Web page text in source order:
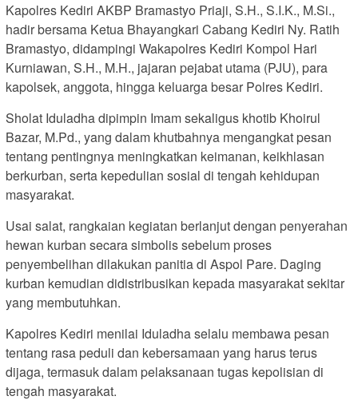
Kapolres Kediri AKBP Bramastyo Priaji, S.H., S.I.K., M.Si.,
hadir bersama Ketua Bhayangkari Cabang Kediri Ny. Ratih
Bramastyo, didampingi Wakapolres Kediri Kompol Hari
Kurniawan, S.H., M.H., jajaran pejabat utama (PJU), para
kapolsek, anggota, hingga keluarga besar Polres Kediri.
Sholat Iduladha dipimpin Imam sekaligus khotib Khoirul
Bazar, M.Pd., yang dalam khutbahnya mengangkat pesan
tentang pentingnya meningkatkan keimanan, keikhlasan
berkurban, serta kepedulian sosial di tengah kehidupan
masyarakat.
Usai salat, rangkaian kegiatan berlanjut dengan penyerahan
hewan kurban secara simbolis sebelum proses
penyembelihan dilakukan panitia di Aspol Pare. Daging
kurban kemudian didistribusikan kepada masyarakat sekitar
yang membutuhkan.
Kapolres Kediri menilai Iduladha selalu membawa pesan
tentang rasa peduli dan kebersamaan yang harus terus
dijaga, termasuk dalam pelaksanaan tugas kepolisian di
tengah masyarakat.